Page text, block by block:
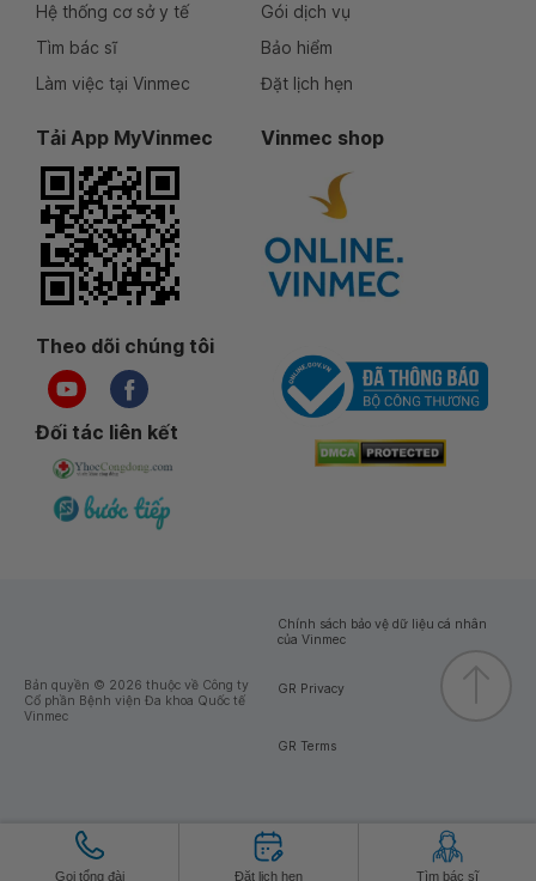
Gọi tổng đài Đặt lịch hẹn Tìm bác sĩ
Hệ thống cơ sở y tế
Tìm bác sĩ
Làm việc tại Vinmec
Gói dịch vụ
Bảo hiểm
Đặt lịch hẹn
Tải App MyVinmec Vinmec shop
Theo dõi chúng tôi
Đối tác liên kết
Bản quyền © 2026 thuộc về Công ty
Cổ phần Bệnh viện Đa khoa Quốc tế
Vinmec
Chính sách bảo vệ dữ liệu cá nhân
của Vinmec
GR Privacy
GR Terms